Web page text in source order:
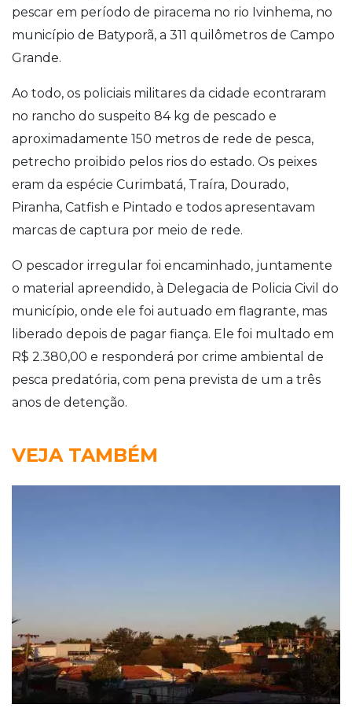
pescar em período de piracema no rio Ivinhema, no
município de Batyporã, a 311 quilômetros de Campo
Grande.
Ao todo, os policiais militares da cidade econtraram
no rancho do suspeito 84 kg de pescado e
aproximadamente 150 metros de rede de pesca,
petrecho proibido pelos rios do estado. Os peixes
eram da espécie Curimbatá, Traíra, Dourado,
Piranha, Catfish e Pintado e todos apresentavam
marcas de captura por meio de rede.
O pescador irregular foi encaminhado, juntamente
o material apreendido, à Delegacia de Policia Civil do
município, onde ele foi autuado em flagrante, mas
liberado depois de pagar fiança. Ele foi multado em
R$ 2.380,00 e responderá por crime ambiental de
pesca predatória, com pena prevista de um a três
anos de detenção.
VEJA TAMBÉM